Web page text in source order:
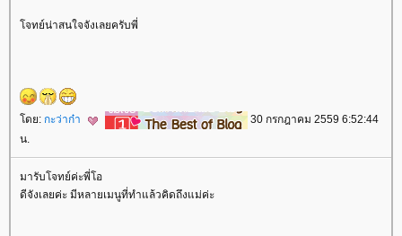
จทย์น่าสนใจจังเลยครับพี่
ดย: กะว่าก๋า
30 กรกฎาคม 2559 6:52:44
น.
มารับโจทย์ค่ะพี่โอ
ดีจังเลยค่ะ มีหลายเมนูที่ทำแล้วคิดถึงแม่ค่ะ